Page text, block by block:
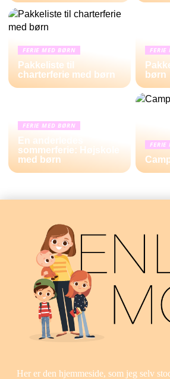
FERIE MED BØRN
Pakkeliste til
charterferie med børn
FERIE
børn
FERIE MED BØRN
En anderledes
sommerferie: Højskole
med børn
FERIE
Her er den hjemmeside, som jeg selv